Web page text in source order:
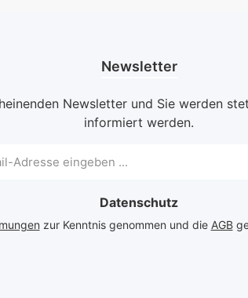
Newsletter
Newsletter und Sie werden
informiert werden.
Datenschutz
zur Kenntnis genommen und die AGB